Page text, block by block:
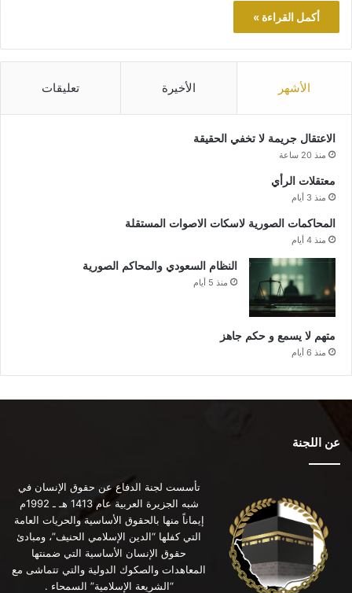
أكمل القراءة »
الأشهر الأخيرة تعليقات
الاعتقال جريمة لا تخفي الحقيقة
منذ 20 ساعة
معتقلات الرأي
منذ 3 أيام
المحاكمات الصورية لاسكات الاصوات المستقلة
منذ 4 أيام
النظام السعودي والمحاكم الصورية
منذ 5 أيام
متهم لا يسمع و حكم جاهز
منذ 6 أيام
عن اللجنة
تأسست لجنة الدفاع عن حقوق الإنسان في
شبه الجزيرة العربية عام 1413 هـ ـ 1992م
إيماناً منها بالحقوق الأساسية والحريات العامة
التي كفلها “الدين الإسلامي الحنيف”، ومبادئ
حقوق الإنسان الأساسية التي ضمنتها
المعاهدات والصكوك الدولية والتي تتماشى مع
“الشريعة الإسلامية” السمحاء .